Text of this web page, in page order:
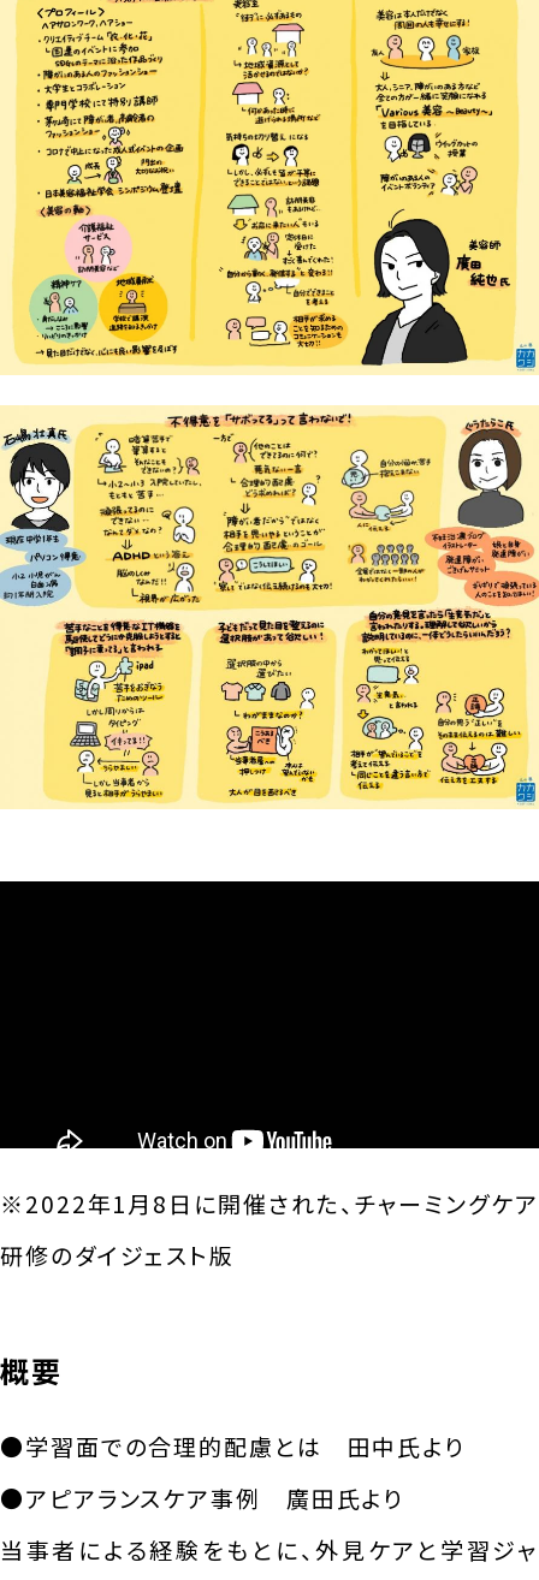
※2022年1月8日に開催された、チャーミングケア
研修のダイジェスト版
概要
●学習面での合理的配慮とは 田中氏より
●アピアランスケア事例 廣田氏より
当事者による経験をもとに、外見ケアと学習ジャ